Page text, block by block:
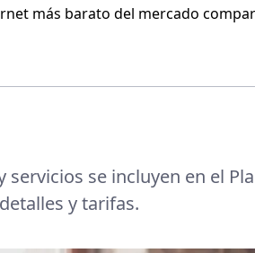
Flash Mobile
más barato del mercado
servicios se incluyen en el
y tarifas.